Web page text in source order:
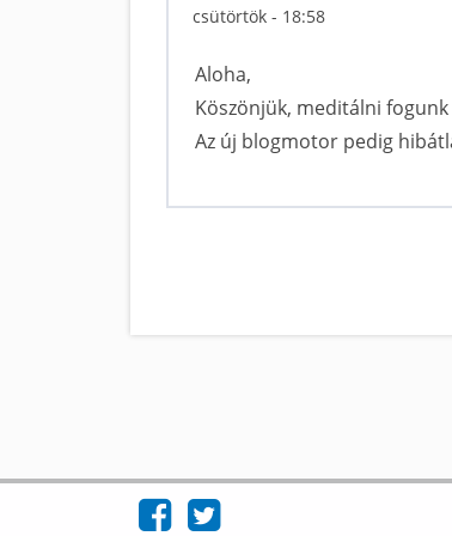
csütörtök - 18:58
Aloha,
Köszönjük, meditálni
Az új blogmotor pedig